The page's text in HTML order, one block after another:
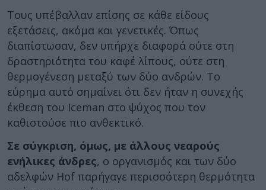
Τους υπέβαλλαν επίσης σε κάθε είδους
εξετάσεις, ακόμα και γενετικές. Όπως
διαπίστωσαν, δεν υπήρχε διαφορά ούτε στη
δραστηριότητα του καφέ λίπους, ούτε στη
θερμογένεση μεταξύ των δύο ανδρών. Το
εύρημα αυτό σημαίνει ότι δεν ήταν η συνεχής
έκθεση του Iceman στο ψύχος που τον
καθιστούσε πιο ανθεκτικό.
Σε σύγκριση, όμως, με άλλους νεαρούς
ενήλικες άνδρες, ο οργανισμός και των δύο
αδελφών Hof παρήγαγε περισσότερη θερμότητα